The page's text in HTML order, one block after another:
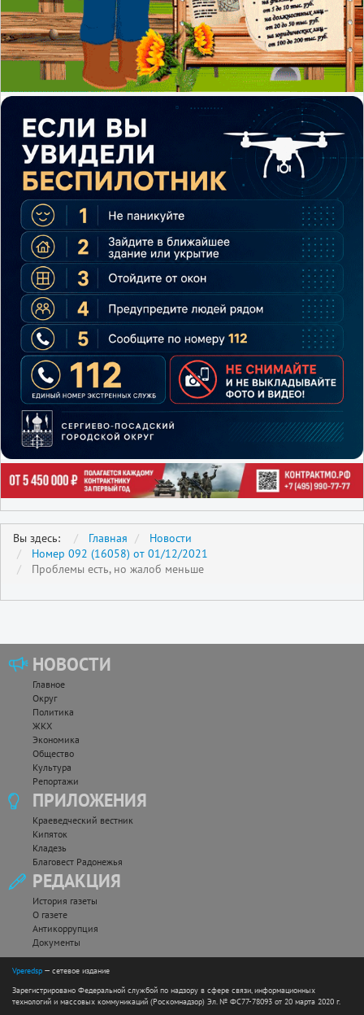
Вы здесь: Главная
Новости
Номер 092 (16058) от 01/12/2021
Проблемы есть, но жалоб меньше
НОВОСТИ
Главное
Округ
Политика
ЖКХ
Экономика
Общество
Культура
Репортажи
ПРИЛОЖЕНИЯ
Краеведческий вестник
Кипяток
Кладезь
Благовест Радонежья
РЕДАКЦИЯ
История газеты
О газете
Антикоррупция
Документы
Vperedsp — сетевое издание
Зарегистрировано Федеральной службой по надзору в сфере связи, информационных
технологий и массовых коммуникаций (Роскомнадзор) Эл. № ФС77-78093 от 20 марта 2020 г.